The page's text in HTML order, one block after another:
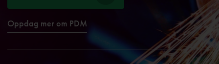
Oppdag mer om PDM